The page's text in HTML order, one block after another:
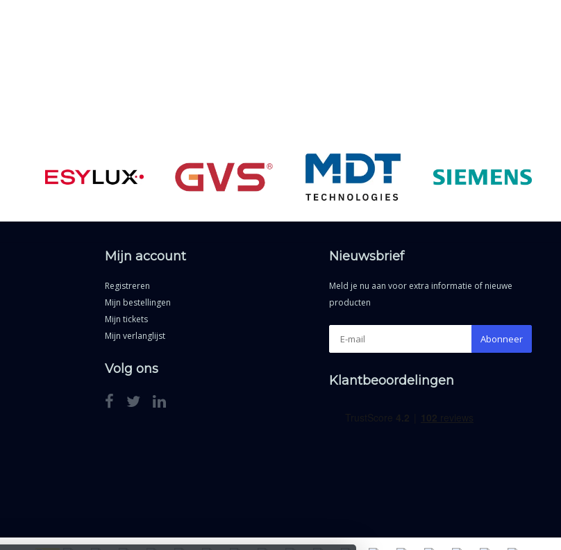
Mijn account
Registreren
Mijn bestellingen
Mijn tickets
Mijn verlanglijst
Volg ons
Nieuwsbrief
Meld je nu aan voor extra informatie of nieuwe
producten
Abonneer
Klantbeoordelingen